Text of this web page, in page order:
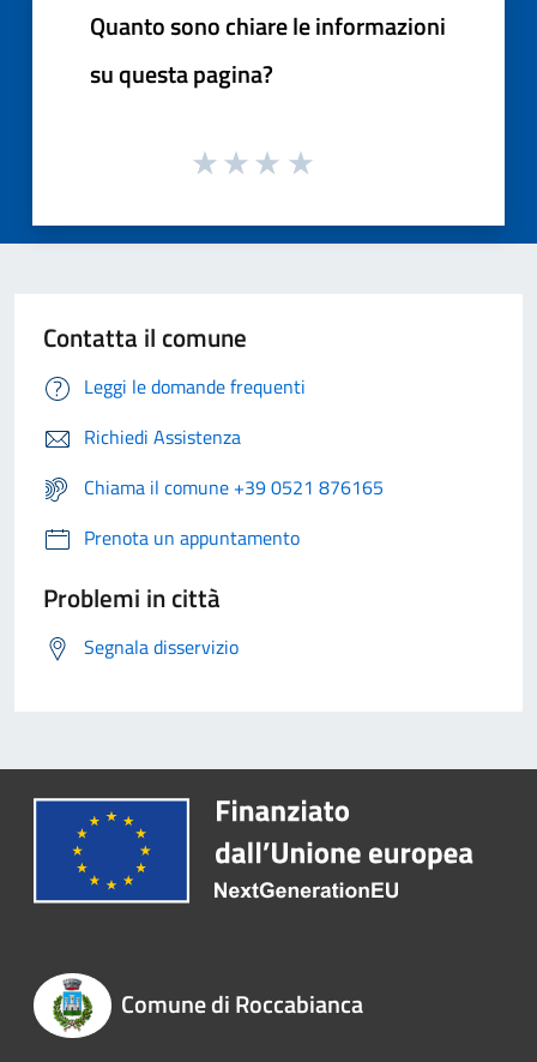
Quanto sono chiare le informazioni
su questa pagina?
Contatta il comune
Leggi le domande frequenti
Richiedi Assistenza
Chiama il comune +39 0521 876165
Prenota un appuntamento
Problemi in città
Segnala disservizio
Comune di Roccabianca